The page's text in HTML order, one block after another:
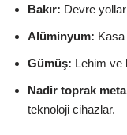
Bakır: Devre
Alüminyum:
Gümüş: Lehim ve
Nadir toprak
teknoloji cihazlar.